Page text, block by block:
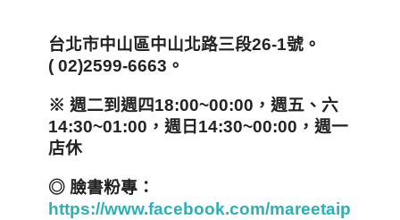
台北市中山區中山北路三段26-1號。
( 02)2599-6663 。
※ 週二到週四18:00~00:00 ，週五、六
14:30~01:00 ，週日14:30~00:00 ，週一
店休
◎ 臉書粉專：
https://www.facebook.com/mareetaipei/